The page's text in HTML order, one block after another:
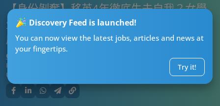
Discovery Feed is launched!
You can now view the latest jobs, articles and news at
your fingertips.
Try it!
【身份剝奪】移英4年徹底失去自我？女學
生痛哭淪邊緣人！埋港人堆竟生極度罪惡
感！
CTgoodjobs’ Editor
Published:
Updated: